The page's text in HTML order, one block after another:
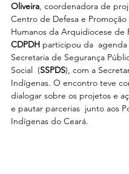
Oliveira, coordenadora de
Centro de Defesa e
Humanos da Arquidiocese de
CDPDH participou da
Secretaria de Segurança
Social  (SSPDS), com a
Indígenas. O encontro teve
dialogar sobre os projetos e
e pautar parcerias  junto aos
Indígenas do Ceará.